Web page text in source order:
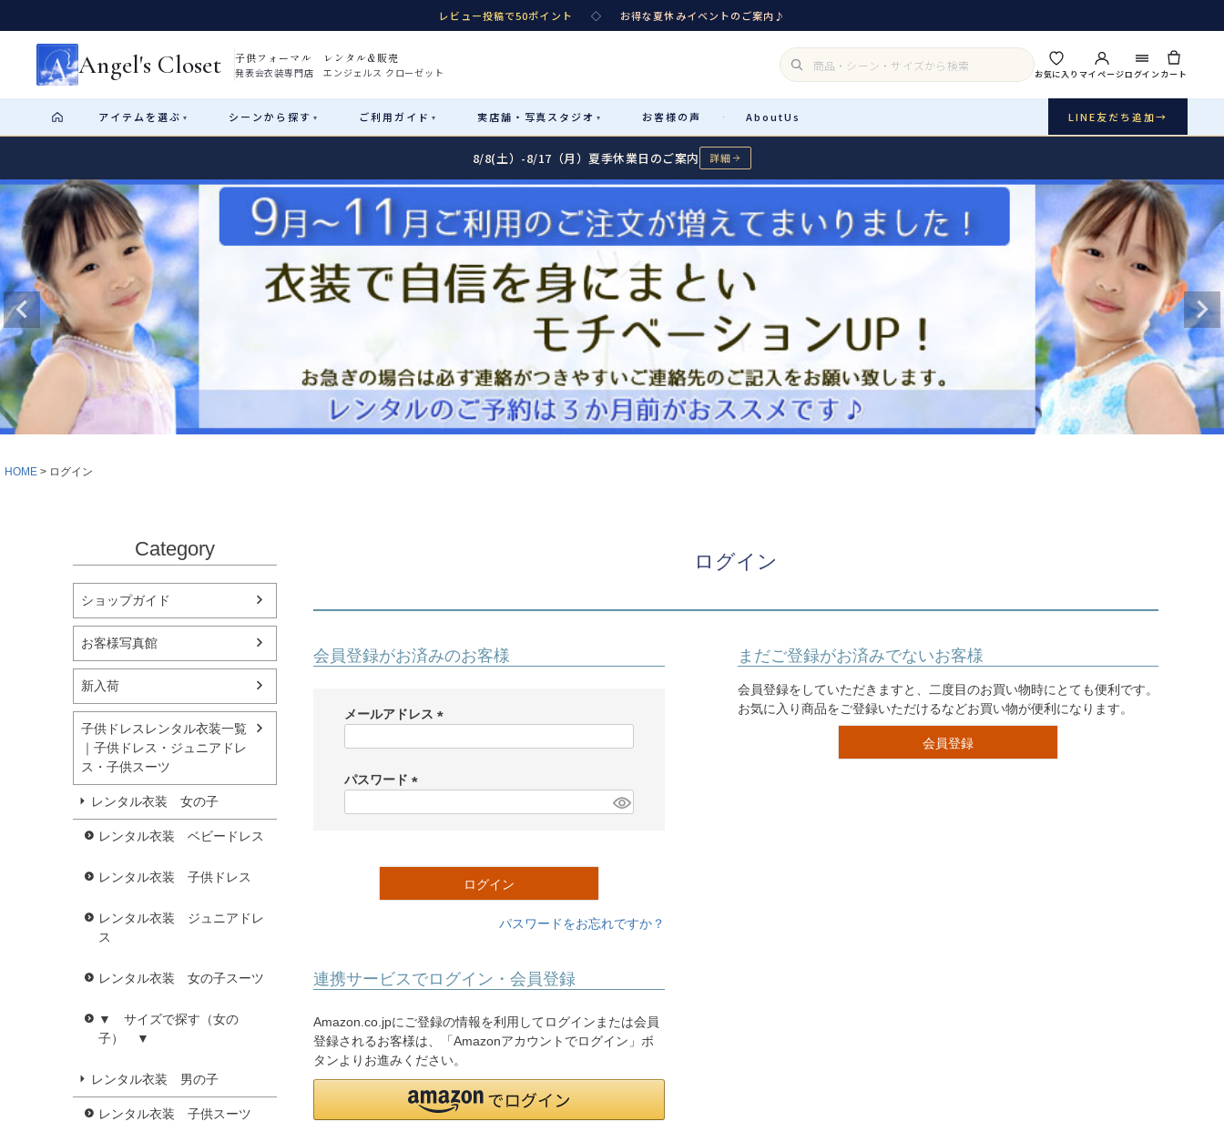
レビュー投稿で50ポイント ◇ お得な夏休みイベントのご案内♪
Angel's Closet 子供フォーマル レンタル&販売
発表会衣装専門店 エンジェルス クローゼット お気に入りマイページログインカート
アイテム を選ぶ ▾ シーンから探す ▾ ご利用ガイド ▾ 実店舗・ 写真スタジオ ▾ お客様の声 · AboutUs LINE友だち追加→
カテゴリ詳細→ サイズで選ぶ→
Rental レンタル
女の子ドレス
小物・アクセ パニエ
アウター
Sale販売
コスチューム アウター インナー・パニエ
アクセサリー ジュエリー 音楽雑貨
性別・サイズで絞り込む→
Recital & Concours
Start はじめに
01 ショップガイド（総合案内）
レンタル・販売の入口
02 サイズの選び方
測り方と目安
Angel's Closetについて
創業2003年からの想い
Rentalレンタル
04 レンタルのご案内
予約・配送・返却・料金
レンタルの流れ
06 あんしんパック
汚れ・キズ・破損の補償
Buy & Support ご購入・サポート
08 送料・お支払い
送料・決済方法
09 お問い合わせ
電話・メール・LINE
Atelier
実店舗 つくば店
Tsukuba Boutique
〒 茨城県土浦市大町14-16-1F
営業 10:00–18:00（完全予約制）
定休 月曜日
店舗を予約する →
対応 七五三・発表会・記念撮影
Web または お電話
ヘアメイク・着付け
8/8(土）-8/17（月）夏季休業日のご案内 詳細
HOME ログイン
Category
ショップガイド
お客様写真館
新入荷
子供ドレスレンタル衣装一覧
｜子供ドレス・ジュニアドレ
ス・子供スーツ
レンタル衣装 女の子
レンタル衣装 ベビードレス
レンタル衣装 子供ドレス
レンタル衣装 ジュニアドレ
ス
レンタル衣装 女の子スーツ
▼ サイズで探す（女の
子） ▼
レンタル衣装 男の子
レンタル衣装 子供スーツ
ログイン
会員登録がお済みのお客様
メールアドレス
)
パスワード
ログイン
パスワードをお忘れですか？
連携サービスでログイン・会員登録
Amazon.co.jpにご登録の情報を利用してログインまたは会員
登録されるお客様は、「Amazonアカウントでログイン」ボ
タンよりお進みください。
まだご登録がお済みでないお客様
会員登録をしていただきますと、二度目のお買い物時にとても便利です。
お気に入り商品をご登録いただけるなどお買い物が便利になります。
会員登録